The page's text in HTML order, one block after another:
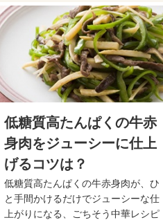
低糖質高たんぱくの牛赤
身肉をジューシーに仕上
げるコツは？
低糖質高たんぱくの牛赤身肉が、ひ
と手間かけるだけでジューシーな仕
上がりになる、ごちそう中華レシピ